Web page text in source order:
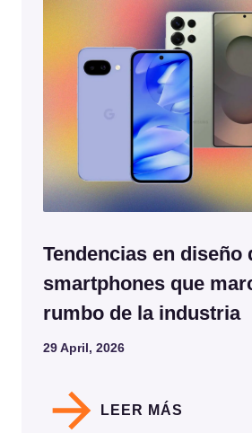
Tendencias en diseño
smartphones que
rumbo de la industria
29 April, 2026
LEER MÁS